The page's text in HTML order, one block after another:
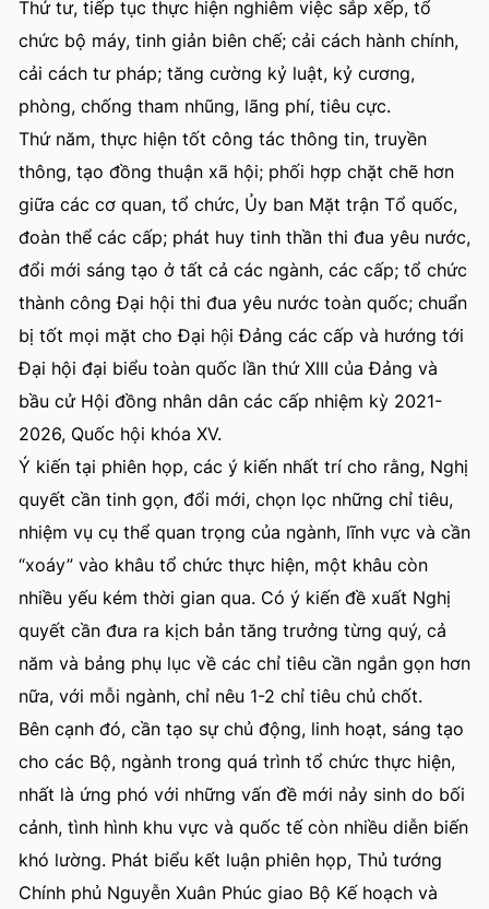
Thứ tư, tiếp tục thực hiện nghiêm việc sắp xếp, tổ
chức bộ máy, tinh giản biên chế; cải cách hành chính,
cải cách tư pháp; tăng cường kỷ luật, kỷ cương,
phòng, chống tham nhũng, lãng phí, tiêu cực.
Thứ năm, thực hiện tốt công tác thông tin, truyền
thông, tạo đồng thuận xã hội; phối hợp chặt chẽ hơn
giữa các cơ quan, tổ chức, Ủy ban Mặt trận Tổ quốc,
đoàn thể các cấp; phát huy tinh thần thi đua yêu nước,
đổi mới sáng tạo ở tất cả các ngành, các cấp; tổ chức
thành công Đại hội thi đua yêu nước toàn quốc; chuẩn
bị tốt mọi mặt cho Đại hội Đảng các cấp và hướng tới
Đại hội đại biểu toàn quốc lần thứ XIII của Đảng và
bầu cử Hội đồng nhân dân các cấp nhiệm kỳ 2021-
2026, Quốc hội khóa XV.
Ý kiến tại phiên họp, các ý kiến nhất trí cho rằng, Nghị
quyết cần tinh gọn, đổi mới, chọn lọc những chỉ tiêu,
nhiệm vụ cụ thể quan trọng của ngành, lĩnh vực và cần
“xoáy” vào khâu tổ chức thực hiện, một khâu còn
nhiều yếu kém thời gian qua. Có ý kiến đề xuất Nghị
quyết cần đưa ra kịch bản tăng trưởng từng quý, cả
năm và bảng phụ lục về các chỉ tiêu cần ngắn gọn hơn
nữa, với mỗi ngành, chỉ nêu 1-2 chỉ tiêu chủ chốt.
Bên cạnh đó, cần tạo sự chủ động, linh hoạt, sáng tạo
cho các Bộ, ngành trong quá trình tổ chức thực hiện,
nhất là ứng phó với những vấn đề mới nảy sinh do bối
cảnh, tình hình khu vực và quốc tế còn nhiều diễn biến
khó lường. Phát biểu kết luận phiên họp, Thủ tướng
Chính phủ Nguyễn Xuân Phúc giao Bộ Kế hoạch và